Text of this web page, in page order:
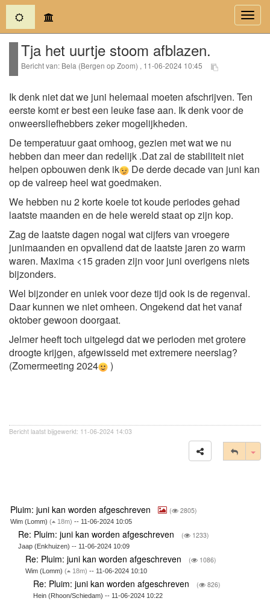
(current)
Tja het uurtje stoom afblazen.
Bericht van: Bela (Bergen op Zoom) , 11-06-2024 10:45
Ik denk niet dat we juni helemaal moeten afschrijven. Ten
eerste komt er best een leuke fase aan. Ik denk voor de
onweersliefhebbers zeker mogelijkheden.
De temperatuur gaat omhoog, gezien met wat we nu
hebben dan meer dan redelijk .Dat zal de stabiliteit niet
helpen opbouwen denk ik
De derde decade van juni kan
op de valreep heel wat goedmaken.
We hebben nu 2 korte koele tot koude periodes gehad
laatste maanden en de hele wereld staat op zijn kop.
Zag de laatste dagen nogal wat cijfers van vroegere
junimaanden en opvallend dat de laatste jaren zo warm
waren. Maxima <15 graden zijn voor juni overigens niets
bijzonders.
Wel bijzonder en uniek voor deze tijd ook is de regenval.
Daar kunnen we niet omheen. Ongekend dat het vanaf
oktober gewoon doorgaat.
Jelmer heeft toch uitgelegd dat we perioden met grotere
droogte krijgen, afgewisseld met extremere neerslag?
(Zomermeeting 2024
)
Bericht laatst bijgewerkt: 11-06-2024 14:03
Pluim: juni kan worden afgeschreven ( 2805)
Wim (Lomm) ( 18m) -- 11-06-2024 10:05
Re: Pluim: juni kan worden afgeschreven ( 1233)
Jaap (Enkhuizen) -- 11-06-2024 10:09
Re: Pluim: juni kan worden afgeschreven ( 1086)
Wim (Lomm)( 18m) -- 11-06-2024 10:10
Re: Pluim: juni kan worden afgeschreven ( 826)
Hein (Rhoon/Schiedam) -- 11-06-2024 10:22